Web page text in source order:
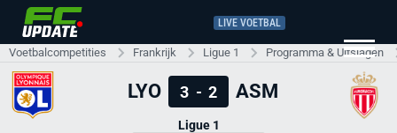
LIVE VOETBAL
Voetbalcompetities Frankrijk Ligue 1 Programma & Uitslagen
LYO 3 - 2 ASM
Ligue 1